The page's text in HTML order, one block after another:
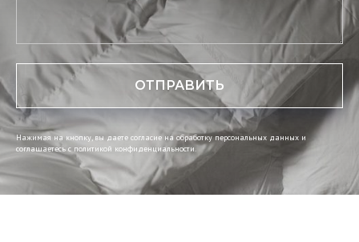
ОТПРАВИТЬ
Нажимая на кнопку, вы даете согласие на обработку персональных данных и
соглашаетесь c политикой конфиденциальности.